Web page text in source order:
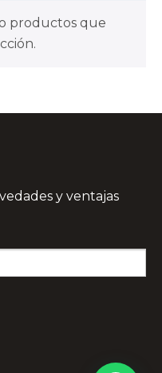
productos que
y ventajas